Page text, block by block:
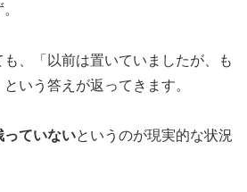
、「以前は置いていましたが、も
いう答えが返ってきます。
っていないというのが現実的な状況